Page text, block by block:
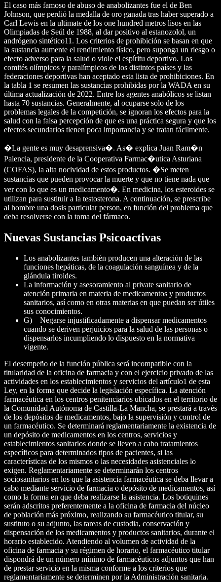
El caso más famoso de abuso de anabolizantes fue el de Ben
Johnson, que perdió la medalla de oro ganada tras haber superado a
Carl Lewis en la ultimate de los one hundred metros lisos en las
Olimpiadas de Seúl de 1988, al dar positivo al estanozolol, un
andrógeno sintético11. Los criterios de prohibición se basan en que
la sustancia aumente el rendimiento físico, pero suponga un riesgo o
efecto adverso para la salud o viole el espíritu deportivo. Los
comités olímpicos y paralímpicos de los distintos países y las
federaciones deportivas han aceptado esta lista de prohibiciones. En
la tabla 1 se resumen las sustancias prohibidas por la WADA en su
última actualización de 2022. Entre los agentes anabólicos se listan
hasta 70 sustancias. Generalmente, al ocuparse solo de los
problemas legales de la competición, se ignoran los efectos para la
salud con la falsa percepción de que es una práctica segura y que los
efectos secundarios tienen poca importancia y se tratan fácilmente.
�La gente es muy desaprensiva�. As� explica Juan Ram�n
Palencia, presidente de la Cooperativa Farmac�utica Asturiana
(COFAS), la alta nocividad de estos productos. �Se meten
sustancias que pueden provocar la muerte y que no tiene nada que
ver con lo que es un medicamento�. En medicina, los esteroides se
utilizan para sustituir a la testosterona. A continuación, se prescribe
al hombre una dosis particular person, en función del problema que
deba resolverse con la toma del fármaco.
Nuevas Sustancias Psicoactivas
Los anabolizantes también producen una alteración de las
funciones hepáticas, de la coagulación sanguínea y de la
glándula tiroides.
La información y asesoramiento al private sanitario de
atención primaria en materia de medicamentos y productos
sanitarios, así como en otras materias en que puedan ser útiles
sus conocimientos.
G) Negarse injustificadamente a dispensar medicamentos
cuando se deriven perjuicios para la salud de las personas o
dispensarlos incumpliendo lo dispuesto en la normativa
vigente.
El desempeño de la función pública será incompatible con la
titularidad de la oficina de farmacia y con el ejercicio privado de las
actividades en los establecimientos y servicios del artículo1 de esta
Ley, en la forma que decide la legislación específica. La atención
farmacéutica en los centros penitenciarios ubicados en el territorio de
la Comunidad Autónoma de Castilla-La Mancha, se prestará a través
de los depósitos de medicamentos, bajo la supervisión y control de
un farmacéutico. Se determinará reglamentariamente la existencia de
un depósito de medicamentos en los centros, servicios y
establecimientos sanitarios donde se lleven a cabo tratamientos
específicos para determinados tipos de pacientes, si las
características de los mismos o las necesidades asistenciales lo
exigen. Reglamentariamente se determinarán los centros
sociosanitarios en los que la asistencia farmacéutica se deba llevar a
cabo mediante servicio de farmacia o depósito de medicamentos, así
como la forma en que deba realizarse la asistencia. Los botiquines
serán adscritos preferentemente a la oficina de farmacia del núcleo
de población más próximo, realizando su farmacéutico titular, su
sustituto o su adjunto, las tareas de custodia, conservación y
dispensación de los medicamentos y productos sanitarios, durante el
horario establecido. Atendiendo al volumen de actividad de la
oficina de farmacia y su régimen de horario, el farmacéutico titular
dispondrá de un número mínimo de farmacéuticos adjuntos que han
de prestar servicio en la misma conforme a los criterios que
reglamentariamente se determinen por la Administración sanitaria.